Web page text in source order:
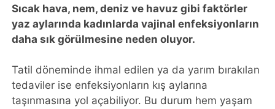
Sıcak hava, nem, deniz ve havuz gibi faktörler
yaz aylarında kadınlarda vajinal enfeksiyonların
daha sık görülmesine neden oluyor.
Tatil döneminde ihmal edilen ya da yarım bırakılan
tedaviler ise enfeksiyonların kış aylarına
taşınmasına yol açabiliyor. Bu durum hem yaşam